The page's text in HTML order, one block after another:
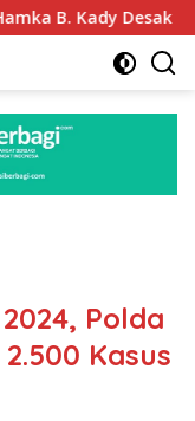
Desak Evaluasi
Polda
Kasus